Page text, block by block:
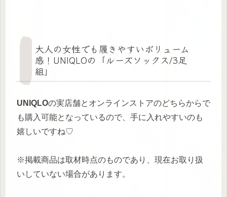
大人の女性でも履きやすいボリューム
感！UNIQLOの「ルーズソックス/3足
組」
UNIQLOの実店舗とオンラインストアのどちらからで
も購入可能となっているので、手に入れやすいのも
嬉しいですね♡
※掲載商品は取材時点のものであり、現在お取り扱
いしていない場合があります。